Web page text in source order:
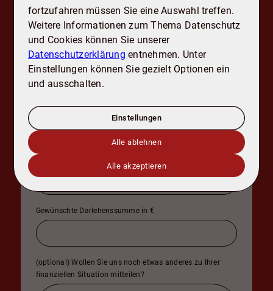
Ihre individuelle Situation besser zu
verstehen und gezielte Beratung
anzubieten.
Angaben zur finanziellen Situation
Kaufpreis der Immobilie*
Gewünschte Darlehenssumme in €
(optional) Wollen Sie uns noch etwas anderes zu Ihrer
finanziellen Situation mitteilen?
fortzufahren müssen Sie eine Auswahl treffen.
Weitere Informationen zum Thema Datenschutz
und Cookies können Sie unserer
Datenschutzerklärung entnehmen. Unter
Einstellungen können Sie gezielt Optionen ein
und ausschalten.
Einstellungen
Alle ablehnen
Alle akzeptieren